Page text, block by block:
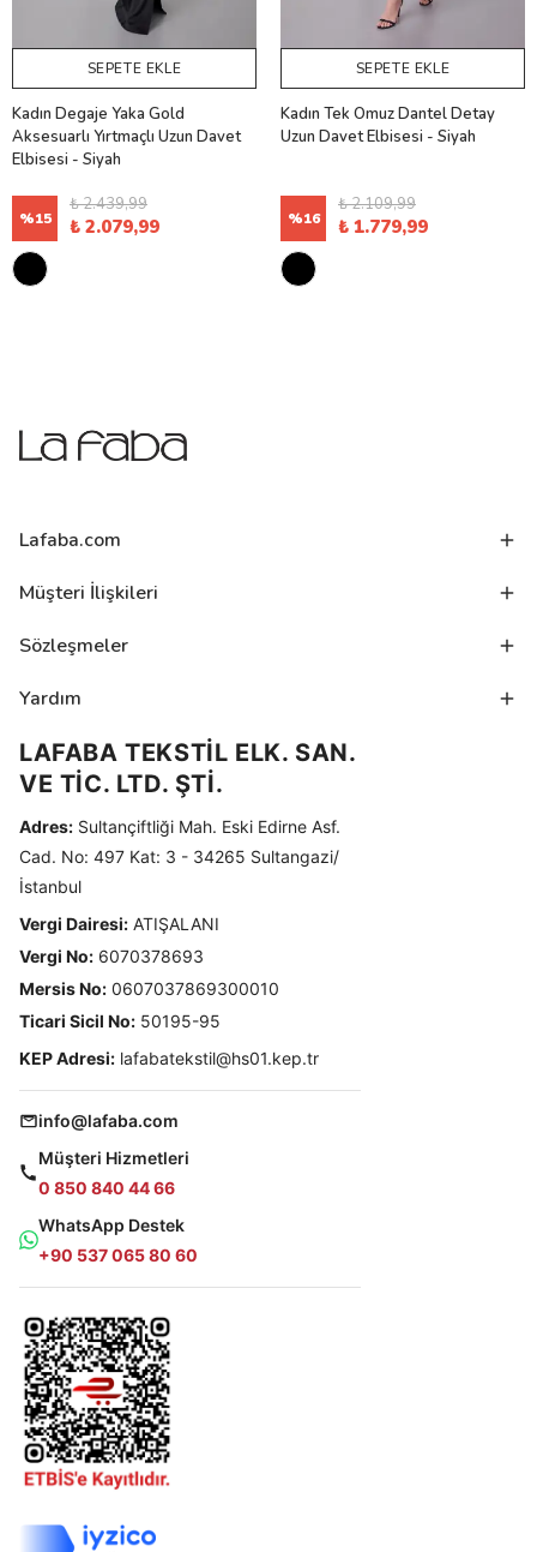
SEPETE EKLE
Kadın Degaje Yaka Gold
Aksesuarlı Yırtmaçlı Uzun Davet
Elbisesi - Siyah
%15
₺ 2.439,99
₺ 2.079,99
SEPETE EKLE
Kadın Tek Omuz Dantel Detay
Uzun Davet Elbisesi - Siyah
%16
₺ 2.109,99
₺ 1.779,99
Lafaba.com
Müşteri İlişkileri
Sözleşmeler
Yardım
LAFABA TEKSTİL ELK. SAN.
VE TİC. LTD. ŞTİ.
Adres: Sultançiftliği Mah. Eski Edirne Asf.
Cad. No: 497 Kat: 3 - 34265 Sultangazi/
İstanbul
Vergi Dairesi: ATIŞALANI
Vergi No: 6070378693
Mersis No: 0607037869300010
Ticari Sicil No: 50195-95
KEP Adresi: lafabatekstil@hs01.kep.tr
info@lafaba.com
Müşteri Hizmetleri
0 850 840 44 66
WhatsApp Destek
+90 537 065 80 60